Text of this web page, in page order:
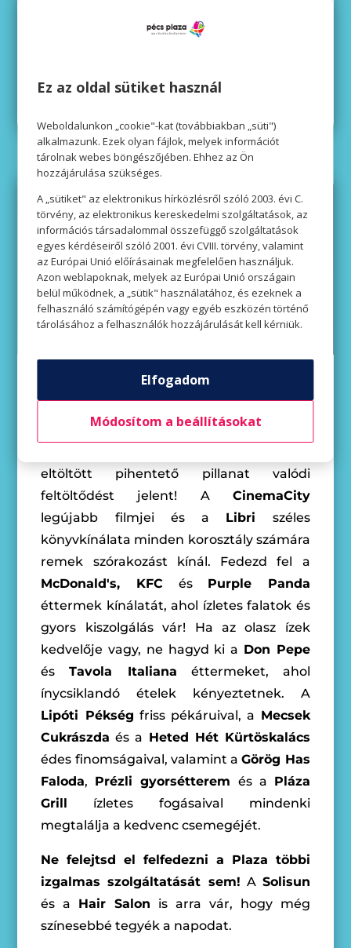
TUDJ MEG TÖBBET
ÉLMÉNYEK MINDEN ALKALOMRA
eltöltött pihentető pillanat valódi
feltöltődést jelent! A CinemaCity
legújabb filmjei és a Libri széles
könyvkínálata minden korosztály számára
remek szórakozást kínál. Fedezd fel a
McDonald's, KFC és Purple Panda
éttermek kínálatát, ahol ízletes falatok és
gyors kiszolgálás vár! Ha az olasz ízek
kedvelője vagy, ne hagyd ki a Don Pepe
ésTavola Italiana éttermeket, ahol
ínycsiklandó ételek kényeztetnek. A
Lipóti Pékség friss pékáruival, a Mecsek
Cukrászda és a Heted Hét Kürtöskalács
édes finomságaival, valamint aGörög Has
Faloda, Prézli gyorsétterem és a Pláza
Grill
ízletes fogásaival mindenki
megtalálja a kedvenc csemegéjét.
Ne felejtsd el felfedezni a Plaza többi
izgalmas szolgáltatását sem! A Solisun
és a Hair Salon is arra vár, hogy még
színesebbé tegyék a napodat.
Ez az oldal sütiket használ
Weboldalunkon „cookie"-kat (továbbiakban „süti")
alkalmazunk. Ezek olyan fájlok, melyek információt
tárolnak webes böngészőjében. Ehhez az Ön
hozzájárulása szükséges.
A „sütiket" az elektronikus hírközlésről szóló 2003. évi C.
törvény, az elektronikus kereskedelmi szolgáltatások, az
információs társadalommal összefüggő szolgáltatások
egyes kérdéseiről szóló 2001. évi CVIII. törvény, valamint
az Európai Unió előírásainak megfelelően használjuk.
Azon weblapoknak, melyek az Európai Unió országain
belül működnek, a „sütik" használatához, és ezeknek a
felhasználó számítógépén vagy egyéb eszközén történő
tárolásához a felhasználók hozzájárulását kell kérniük.
Elfogadom
Módosítom a beállításokat